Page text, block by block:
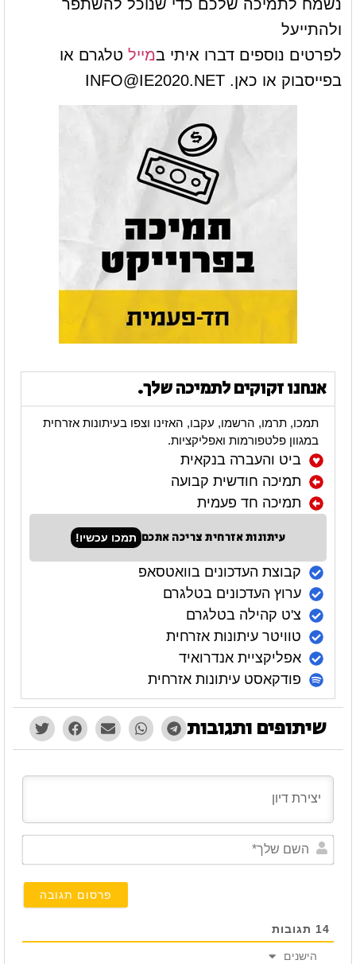
נשמח לתמיכה שלכם כדי שנוכל להשתפר
ולהתייעל
לפרטים נוספים דברו איתי במייל טלגרם או
בפייסבוק או כאן. INFO@IE2020.NET
אנחנו זקוקים לתמיכה שלך.
תמכו, תרמו, הרשמו, עקבו, האזינו וצפו בעיתונות אזרחית
במגוון פלטפורמות ואפליקציות.
ביט והעברה בנקאית
תמיכה חודשית קבועה
תמיכה חד פעמית
עיתונות אזרחית צריכה אתכם תמכו עכשיו!
קבוצת העדכונים בוואטסאפ
ערוץ העדכונים בטלגרם
צ'ט קהילה בטלגרם
טוויטר עיתונות אזרחית
אפליקציית אנדרואיד
פודקאסט עיתונות אזרחית
שיתופים ותגובות
14 תגובות
הישנים